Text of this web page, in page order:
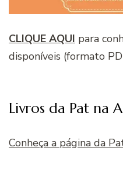
CLIQUE AQUI para
disponíveis (formato
Livros da Pat na
Conheça a página da